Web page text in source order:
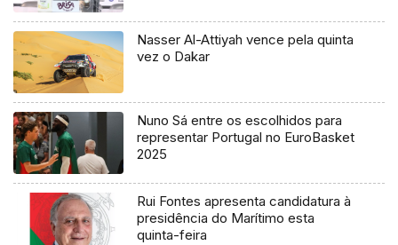
Nasser Al-Attiyah vence pela quinta
vez o Dakar
Nuno Sá entre os escolhidos para
representar Portugal no EuroBasket
2025
Rui Fontes apresenta candidatura à
presidência do Marítimo esta
quinta-feira